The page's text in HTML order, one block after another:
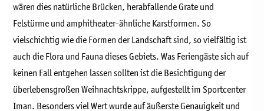
wären dies natürliche Brücken, herabfallende Grate und
Felstürme und amphitheater-ähnliche Karstformen. So
vielschichtig wie die Formen der Landschaft sind, so vielfältig ist
auch die Flora und Fauna dieses Gebiets. Was Feriengäste sich auf
keinen Fall entgehen lassen sollten ist die Besichtigung der
überlebensgroßen Weihnachtskrippe, aufgestellt im Sportcenter
Iman. Besonders viel Wert wurde auf äußerste Genauigkeit und